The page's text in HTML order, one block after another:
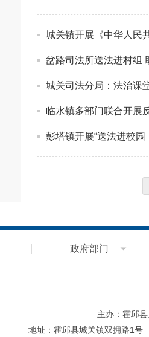
城关镇开展《中华人民
岔路司法所送法进村组
城关司法分局：法治课
临水镇多部门联合开展
彭塔镇开展“送法进校
政府部门
主办：霍邱
地址：霍邱县城关镇双拥路1号